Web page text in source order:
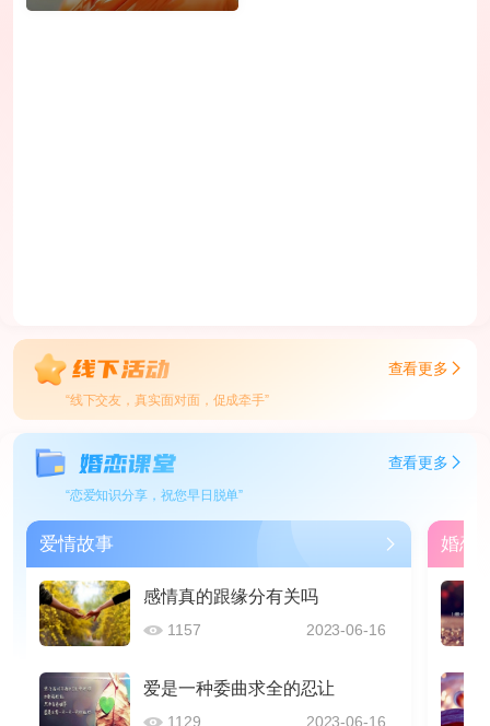
查看更多
“线下交友，真实面对面，促成牵手”
查看更多
“恋爱知识分享，祝您早日脱单”
爱情故事
感情真的跟缘分有关吗
1157 2023-06-16
爱是一种委曲求全的忍让
1129 2023-06-16
婚恋